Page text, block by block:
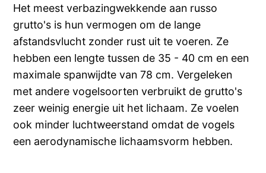
Het meest verbazingwekkende aan russo
grutto's is hun vermogen om de lange
afstandsvlucht zonder rust uit te voeren. Ze
hebben een lengte tussen de 35 - 40 cm en een
maximale spanwijdte van 78 cm. Vergeleken
met andere vogelsoorten verbruikt de grutto's
zeer weinig energie uit het lichaam. Ze voelen
ook minder luchtweerstand omdat de vogels
een aerodynamische lichaamsvorm hebben.